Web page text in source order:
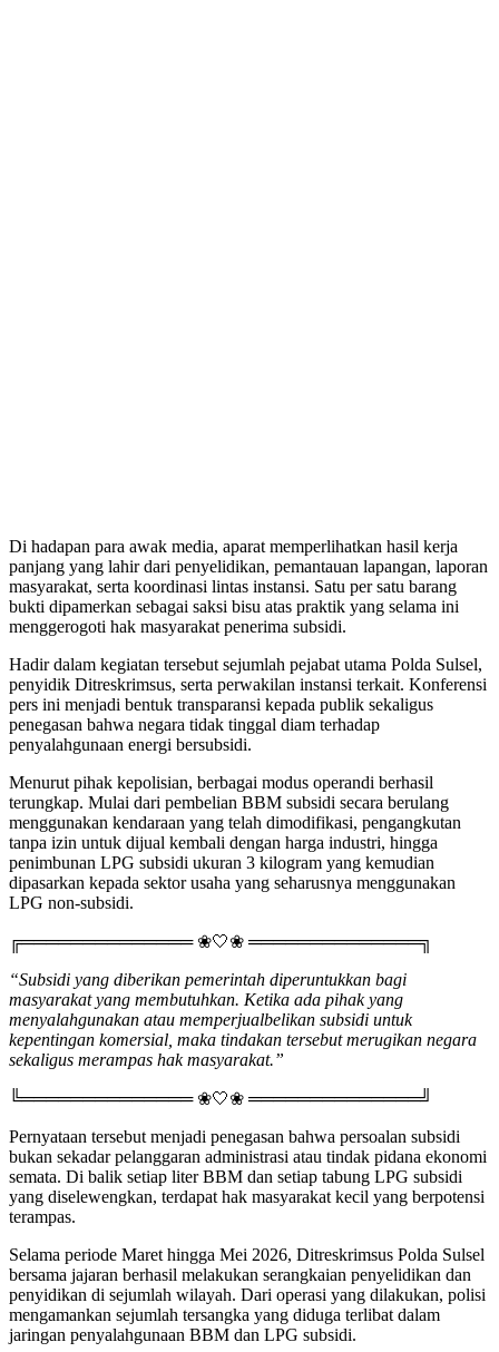
Di hadapan para awak media, aparat memperlihatkan hasil kerja
panjang yang lahir dari penyelidikan, pemantauan lapangan, laporan
masyarakat, serta koordinasi lintas instansi. Satu per satu barang
bukti dipamerkan sebagai saksi bisu atas praktik yang selama ini
menggerogoti hak masyarakat penerima subsidi.
Hadir dalam kegiatan tersebut sejumlah pejabat utama Polda Sulsel,
penyidik Ditreskrimsus, serta perwakilan instansi terkait. Konferensi
pers ini menjadi bentuk transparansi kepada publik sekaligus
penegasan bahwa negara tidak tinggal diam terhadap
penyalahgunaan energi bersubsidi.
Menurut pihak kepolisian, berbagai modus operandi berhasil
terungkap. Mulai dari pembelian BBM subsidi secara berulang
menggunakan kendaraan yang telah dimodifikasi, pengangkutan
tanpa izin untuk dijual kembali dengan harga industri, hingga
penimbunan LPG subsidi ukuran 3 kilogram yang kemudian
dipasarkan kepada sektor usaha yang seharusnya menggunakan
LPG non-subsidi.
╔══════════════ ❀🤍❀ ══════════════╗
“Subsidi yang diberikan pemerintah diperuntukkan bagi
masyarakat yang membutuhkan. Ketika ada pihak yang
menyalahgunakan atau memperjualbelikan subsidi untuk
kepentingan komersial, maka tindakan tersebut merugikan negara
sekaligus merampas hak masyarakat.”
╚══════════════ ❀🤍❀ ══════════════╝
Pernyataan tersebut menjadi penegasan bahwa persoalan subsidi
bukan sekadar pelanggaran administrasi atau tindak pidana ekonomi
semata. Di balik setiap liter BBM dan setiap tabung LPG subsidi
yang diselewengkan, terdapat hak masyarakat kecil yang berpotensi
terampas.
Selama periode Maret hingga Mei 2026, Ditreskrimsus Polda Sulsel
bersama jajaran berhasil melakukan serangkaian penyelidikan dan
penyidikan di sejumlah wilayah. Dari operasi yang dilakukan, polisi
mengamankan sejumlah tersangka yang diduga terlibat dalam
jaringan penyalahgunaan BBM dan LPG subsidi.